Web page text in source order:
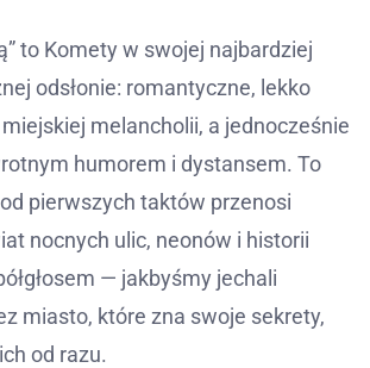
to Komety w swojej najbardziej
odsłonie: romantyczne, lekko
miejskiej melancholii, a jednocześnie
humorem i dystansem. To
pierwszych taktów przenosi
nocnych ulic, neonów i historii
— jakbyśmy jechali
miasto, które zna swoje sekrety,
od razu.